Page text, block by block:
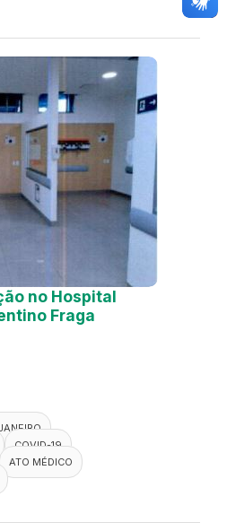
no Hospital
Fraga
COVID-19
ATO MÉDICO